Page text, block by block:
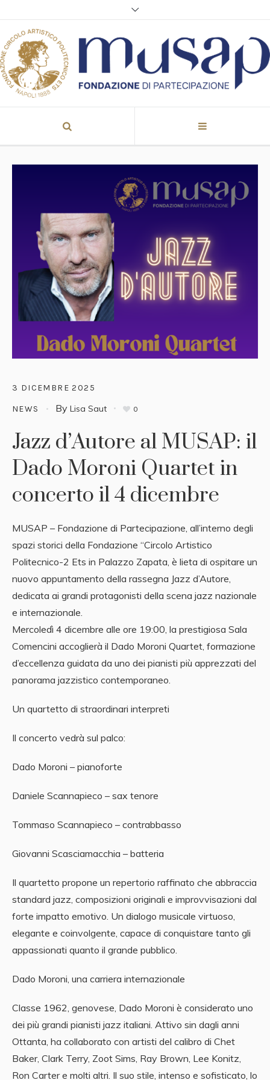
3 DICEMBRE 2025
NEWS By Lisa Saut 0
Jazz d’Autore al MUSAP: il
Dado Moroni Quartet in
concerto il 4 dicembre
MUSAP – Fondazione di Partecipazione, all’interno degli
spazi storici della Fondazione “Circolo Artistico
Politecnico-2 Ets in Palazzo Zapata, è lieta di ospitare un
nuovo appuntamento della rassegna Jazz d’Autore,
dedicata ai grandi protagonisti della scena jazz nazionale
e internazionale.
Mercoledì 4 dicembre alle ore 19:00, la prestigiosa Sala
Comencini accoglierà il Dado Moroni Quartet, formazione
d’eccellenza guidata da uno dei pianisti più apprezzati del
panorama jazzistico contemporaneo.
Un quartetto di straordinari interpreti
Il concerto vedrà sul palco:
Dado Moroni – pianoforte
Daniele Scannapieco – sax tenore
Tommaso Scannapieco – contrabbasso
Giovanni Scasciamacchia – batteria
Il quartetto propone un repertorio raffinato che abbraccia
standard jazz, composizioni originali e improvvisazioni dal
forte impatto emotivo. Un dialogo musicale virtuoso,
elegante e coinvolgente, capace di conquistare tanto gli
appassionati quanto il grande pubblico.
Dado Moroni, una carriera internazionale
Classe 1962, genovese, Dado Moroni è considerato uno
dei più grandi pianisti jazz italiani. Attivo sin dagli anni
Ottanta, ha collaborato con artisti del calibro di Chet
Baker, Clark Terry, Zoot Sims, Ray Brown, Lee Konitz,
Ron Carter e molti altri. Il suo stile, intenso e sofisticato, lo